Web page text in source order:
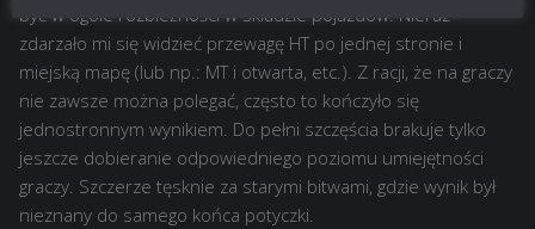
być w ogóle rozbieżności w składzie pojazdów. Nieraz
zdarzało mi się widzieć przewagę HT po jednej stronie i
miejską mapę (lub np.: MT i otwarta, etc.). Z racji, że na graczy
nie zawsze można polegać, często to kończyło się
jednostronnym wynikiem. Do pełni szczęścia brakuje tylko
jeszcze dobieranie odpowiedniego poziomu umiejętności
graczy. Szczerze tęsknie za starymi bitwami, gdzie wynik był
nieznany do samego końca potyczki.